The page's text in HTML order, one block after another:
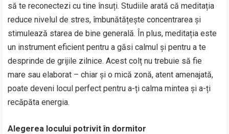
să te reconectezi cu tine însuți. Studiile arată că meditația
reduce nivelul de stres, îmbunătățește concentrarea și
stimulează starea de bine generală. În plus, meditația este
un instrument eficient pentru a găsi calmul și pentru a te
desprinde de grijile zilnice. Acest colț nu trebuie să fie
mare sau elaborat – chiar și o mică zonă, atent amenajată,
poate deveni locul perfect pentru a-ți calma mintea și a-ți
recăpăta energia.
Alegerea locului potrivit în dormitor